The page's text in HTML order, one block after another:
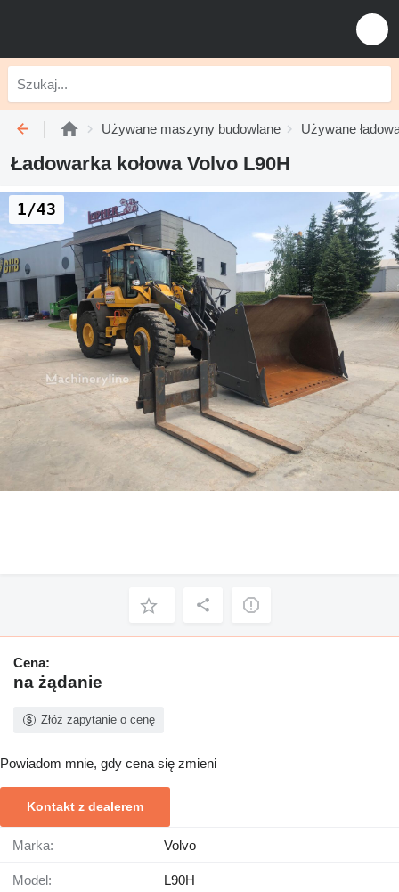
Używane maszyny budowlane Używane
Ładowarka kołowa Volvo L90H
1/43
Cena:
na żądanie
Złóż zapytanie o cenę
Powiadom mnie, gdy cena się zmieni
Kontakt z dealerem
Marka: Volvo
Model: L90H